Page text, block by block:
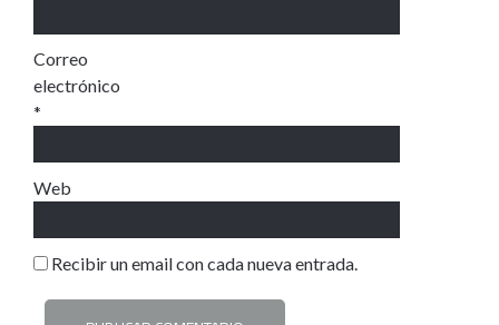
Correo
electrónico
*
Web
Recibir un email con cada nueva entrada.